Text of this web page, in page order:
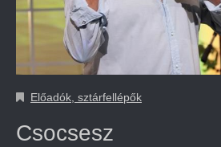
Előadók, sztárfellépők
Csocsesz